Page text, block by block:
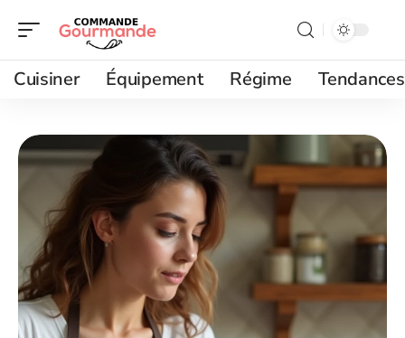
Cuisiner Équipement Régime Tendances